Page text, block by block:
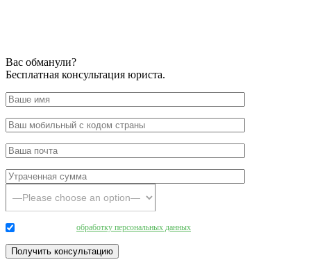
Вас обманули?
Бесплатная консультация юриста.
обработку персональных данных